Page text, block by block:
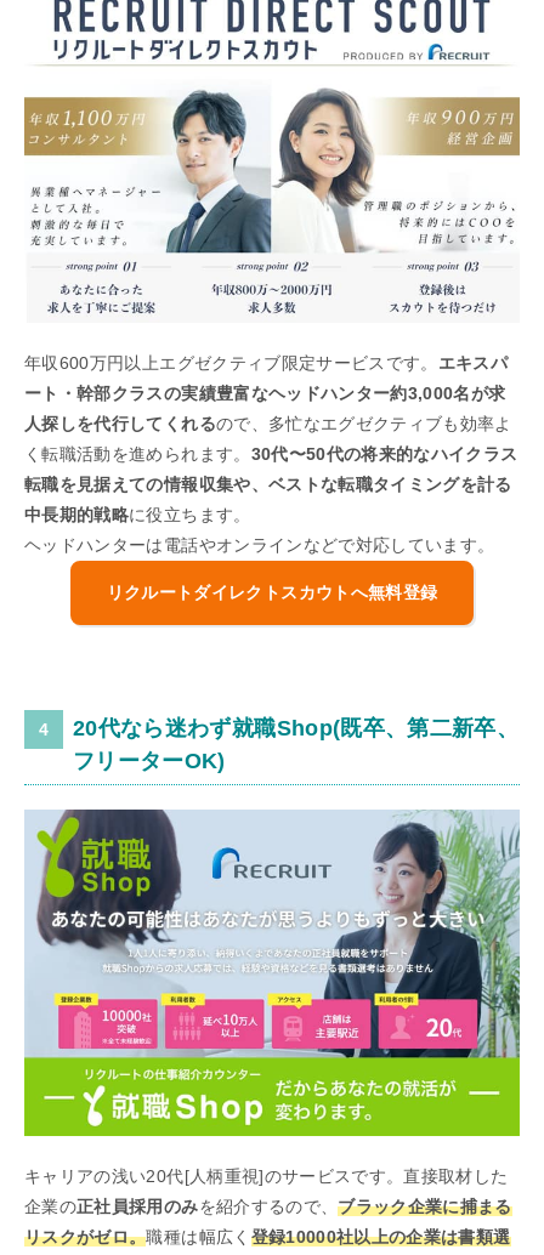
年収600万円以上エグゼクティブ限定サービスです。 エキスパ
ート・幹部クラスの実績豊富なヘッドハンター約3,000名が求
人探しを代行してくれるので、多忙なエグゼクティブも効率よ
く転職活動を進められます。 30代〜50代の将来的なハイクラス
転職を見据えての情報収集や、ベストな転職タイミングを計る
中長期的戦略に役立ちます。
ヘッドハンターは電話やオンラインなどで対応しています。
リクルートダイレクトスカウトへ無料登録
20代なら迷わず就職Shop(既卒、第二新卒、
フリーターOK)
キャリアの浅い20代[人柄重視]のサービスです。直接取材した
企業の正社員採用のみを紹介するので、ブラック企業に捕まる
リスクがゼロ。職種は幅広く 登録10000社以上の企業は書類選